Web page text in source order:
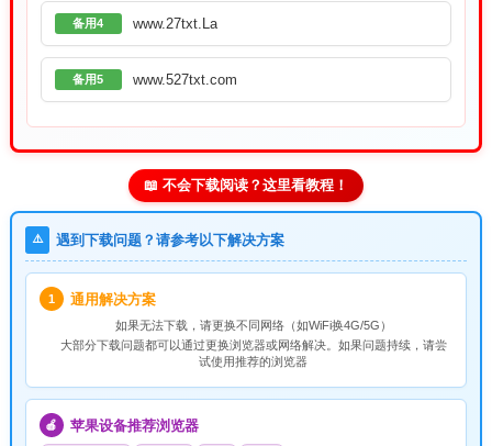
备用4 www.27txt.La
备用5 www.527txt.com
📖 不会下载阅读？这里看教程！
⚠️ 遇到下载问题？请参考以下解决方案
1 通用解决方案
如果无法下载，请更换不同网络（如WiFi换4G/5G）
大部分下载问题都可以通过更换浏览器或网络解决。如果问题持续，请尝
试使用推荐的浏览器
🍎 苹果设备推荐浏览器